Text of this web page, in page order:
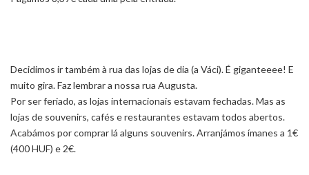
Decidimos ir também à rua das lojas de dia (a Váci). É giganteeee! E
muito gira. Faz lembrar a nossa rua Augusta.
Por ser feriado, as lojas internacionais estavam fechadas. Mas as
lojas de souvenirs, cafés e restaurantes estavam todos abertos.
Acabámos por comprar lá alguns souvenirs. Arranjámos ímanes a 1€
(400 HUF) e 2€.